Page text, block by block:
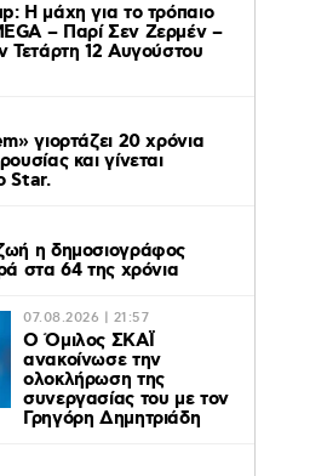
Η μάχη για το τρόπαιο
– Παρί Σεν Ζερμέν –
Τετάρτη 12 Αυγούστου
γιορτάζει 20 χρόνια
και γίνεται
Star.
η δημοσιογράφος
στα 64 της χρόνια
07.08.2026 | 21:57
Ο Όμιλος ΣΚΑΪ
ανακοίνωσε την
ολοκλήρωση της
συνεργασίας του με τον
Γρηγόρη Δημητριάδη